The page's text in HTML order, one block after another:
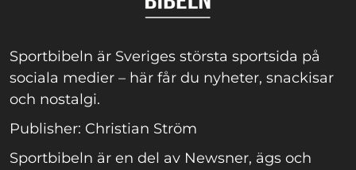
Sportbibeln är Sveriges största sportsida på
sociala medier – här får du nyheter, snackisar
och nostalgi.
Publisher: Christian Ström
Sportbibeln är en del av Newsner, ägs och